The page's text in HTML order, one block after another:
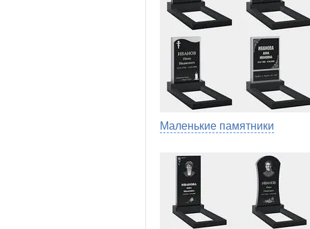
Маленькие памятники